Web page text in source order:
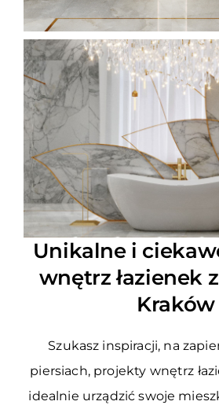
Unikalne i
wnętrz łazienek
Kraków
Szukasz inspiracji, na
piersiach, projekty wnętrz
idealnie urządzić swoje